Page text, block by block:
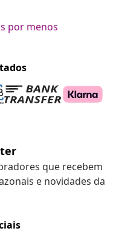
por menos
que recebem
e novidades da